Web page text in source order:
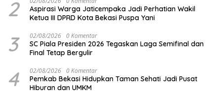
2
Aspirasi Warga Jaticempaka Jadi Perhatian Wakil
Ketua III DPRD Kota Bekasi Puspa Yani
3 02/08/2026 0 Komentar
SC Piala Presiden 2026 Tegaskan Laga Semifinal dan
Final Tetap Bergulir
4 02/08/2026 0 Komentar
Pemkab Bekasi Hidupkan Taman Sehati Jadi Pusat
Hiburan dan UMKM